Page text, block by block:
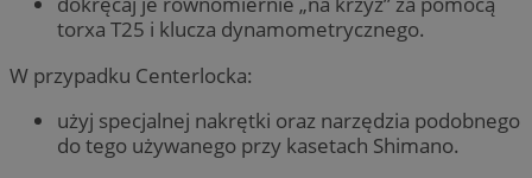
torxa T25 i klucza dynamometrycznego.
W przypadku Centerlocka:
użyj specjalnej nakrętki oraz narzędzia podobnego
do tego używanego przy kasetach Shimano.